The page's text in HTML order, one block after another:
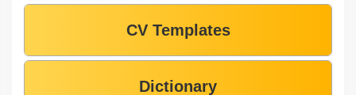
CV Templates
Dictionary